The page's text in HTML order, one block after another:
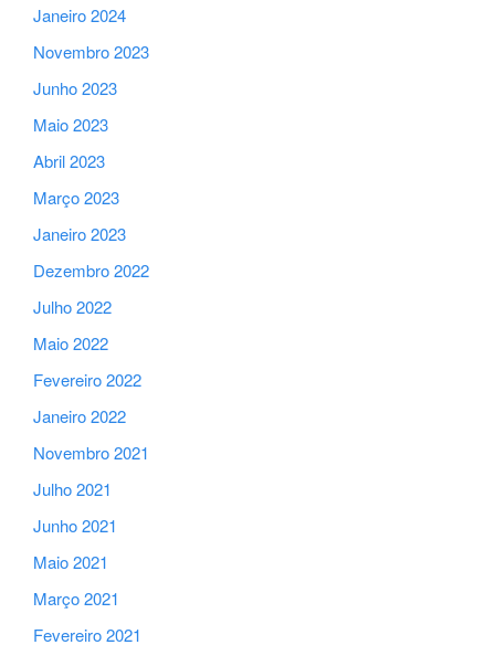
Janeiro 2024
Novembro 2023
Junho 2023
Maio 2023
Abril 2023
Março 2023
Janeiro 2023
Dezembro 2022
Julho 2022
Maio 2022
Fevereiro 2022
Janeiro 2022
Novembro 2021
Julho 2021
Junho 2021
Maio 2021
Março 2021
Fevereiro 2021